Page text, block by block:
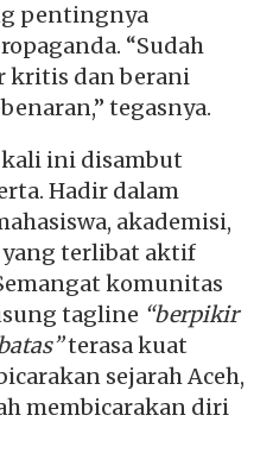
pentingnya
“Sudah
kritis dan berani
tegasnya.
ini disambut
Hadir dalam
akademisi,
terlibat aktif
komunitas
tagline “berpikir
terasa kuat
sejarah Aceh,
membicarakan diri